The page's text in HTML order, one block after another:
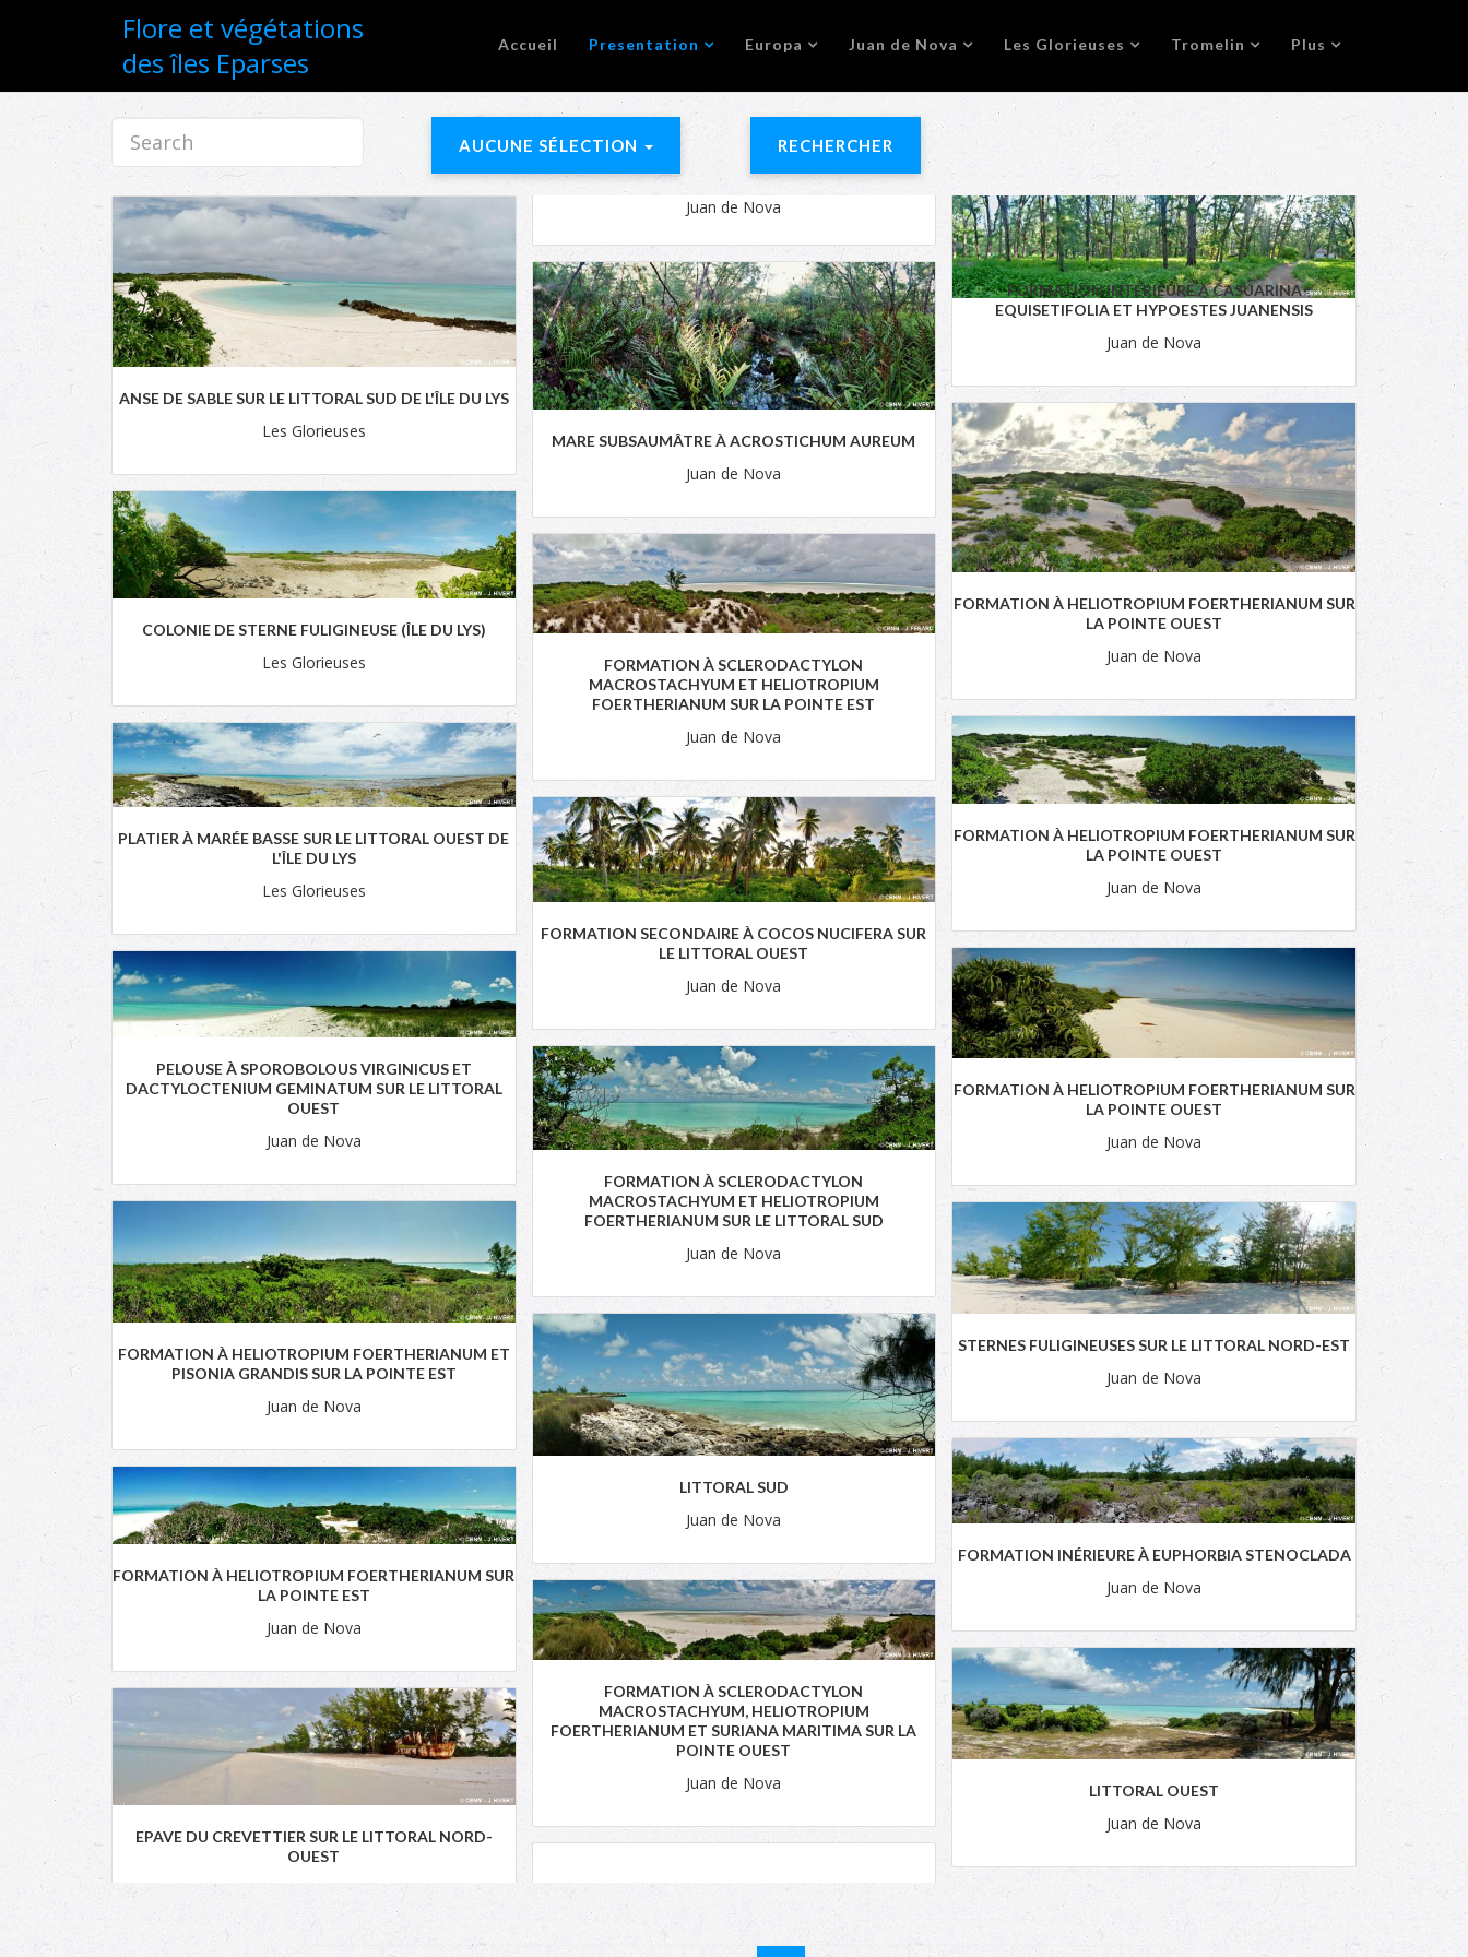
Flore et végétations
des îles Eparses
Accueil Presentation Europa Juan de Nova Les Glorieuses Tromelin Plus
AUCUNE SÉLECTION RECHERCHER
ANSE DE SABLE SUR LE LITTORAL SUD DE L'ÎLE DU LYS
Les Glorieuses
COLONIE DE STERNE FULIGINEUSE (ÎLE DU LYS)
Les Glorieuses
PLATIER À MARÉE BASSE SUR LE LITTORAL OUEST DE
L'ÎLE DU LYS
Les Glorieuses
PELOUSE À SPOROBOLOUS VIRGINICUS ET
DACTYLOCTENIUM GEMINATUM SUR LE LITTORAL
OUEST
Juan de Nova
FORMATION À HELIOTROPIUM FOERTHERIANUM ET
PISONIA GRANDIS SUR LA POINTE EST
Juan de Nova
FORMATION À HELIOTROPIUM FOERTHERIANUM SUR
LA POINTE EST
Juan de Nova
EPAVE DU CREVETTIER SUR LE LITTORAL NORD-
OUEST
Juan de Nova
MARE SUBSAUMÂTRE À ACROSTICHUM AUREUM
Juan de Nova
FORMATION À SCLERODACTYLON
MACROSTACHYUM ET HELIOTROPIUM
FOERTHERIANUM SUR LA POINTE EST
Juan de Nova
FORMATION SECONDAIRE À COCOS NUCIFERA SUR
LE LITTORAL OUEST
Juan de Nova
FORMATION À SCLERODACTYLON
MACROSTACHYUM ET HELIOTROPIUM
FOERTHERIANUM SUR LE LITTORAL SUD
Juan de Nova
LITTORAL SUD
Juan de Nova
FORMATION À SCLERODACTYLON
MACROSTACHYUM, HELIOTROPIUM
FOERTHERIANUM ET SURIANA MARITIMA SUR LA
POINTE OUEST
Juan de Nova
FORMATION INTÉRIEURE À CASUARINA
EQUISETIFOLIA ET HYPOESTES JUANENSIS
Juan de Nova
FORMATION À HELIOTROPIUM FOERTHERIANUM SUR
LA POINTE OUEST
Juan de Nova
FORMATION À HELIOTROPIUM FOERTHERIANUM SUR
LA POINTE OUEST
Juan de Nova
FORMATION À HELIOTROPIUM FOERTHERIANUM SUR
LA POINTE OUEST
Juan de Nova
STERNES FULIGINEUSES SUR LE LITTORAL NORD-EST
Juan de Nova
FORMATION INÉRIEURE À EUPHORBIA STENOCLADA
Juan de Nova
LITTORAL OUEST
Juan de Nova